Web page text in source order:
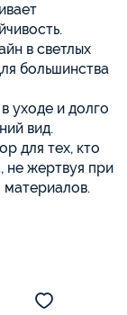
в светлых
большинства
уходе и долго
вид.
для тех, кто
не жертвуя при
материалов.